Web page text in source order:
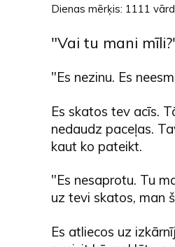
Dienas mērķis: 1111
"Vai tu mani
"Es nezinu. Es
Es skatos tev acīs.
nedaudz paceļas.
kaut ko pateikt.
"Es nesaprotu. Tu
uz tevi skatos, man
Es atliecos uz